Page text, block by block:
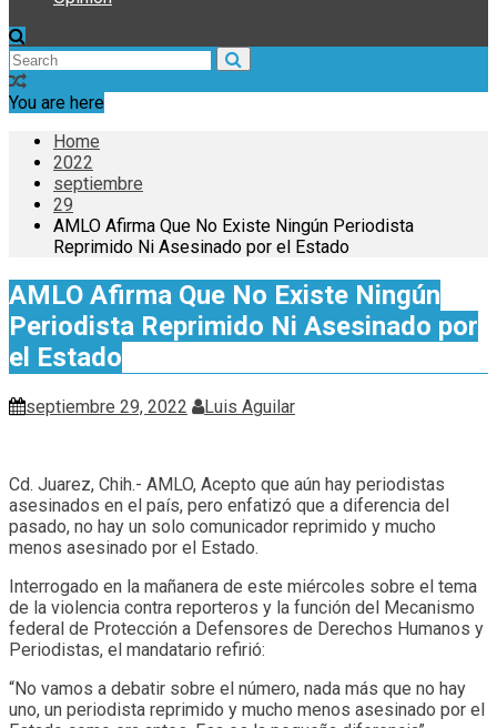
You are here
Home
2022
septiembre
29
AMLO Afirma Que No Existe Ningún Periodista
Reprimido Ni Asesinado por el Estado
AMLO Afirma Que No Existe Ningún
Periodista Reprimido Ni Asesinado por
el Estado
septiembre 29, 2022 Luis Aguilar
Cd. Juarez, Chih.- AMLO, Acepto que aún hay periodistas
asesinados en el país, pero enfatizó que a diferencia del
pasado, no hay un solo comunicador reprimido y mucho
menos asesinado por el Estado.
Interrogado en la mañanera de este miércoles sobre el tema
de la violencia contra reporteros y la función del Mecanismo
federal de Protección a Defensores de Derechos Humanos y
Periodistas, el mandatario refirió:
“No vamos a debatir sobre el número, nada más que no hay
uno, un periodista reprimido y mucho menos asesinado por el